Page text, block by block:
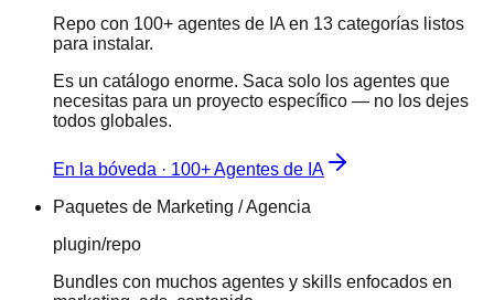
Repo con 100+ agentes de IA en 13 categorías listos
para instalar.
Es un catálogo enorme. Saca solo los agentes que
necesitas para un proyecto específico — no los dejes
todos globales.
En la bóveda · 100+ Agentes de IA
Paquetes de Marketing / Agencia
plugin/repo
Bundles con muchos agentes y skills enfocados en